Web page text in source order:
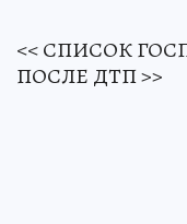
<< СПИСОК
ПОСЛЕ ДТП >>